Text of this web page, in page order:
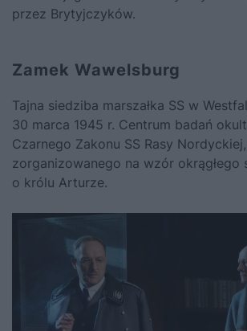
przez Brytyjczyków.
Zamek Wawelsburg
Tajna siedziba marszałka SS w
30 marca 1945 r. Centrum badań
Czarnego Zakonu SS Rasy Nordyckiej,
zorganizowanego na wzór okrągłego
o królu Arturze.